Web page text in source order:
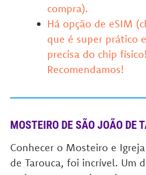
compra).
Há opção de eSIM
que é super prático
precisa do chip físico!
Recomendamos!
MOSTEIRO DE SÃO JOÃO DE
Conhecer o Mosteiro e
de Tarouca, foi incrível. Um